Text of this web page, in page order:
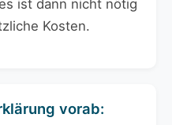
ist dann nicht nötig
Kosten.
vorab: